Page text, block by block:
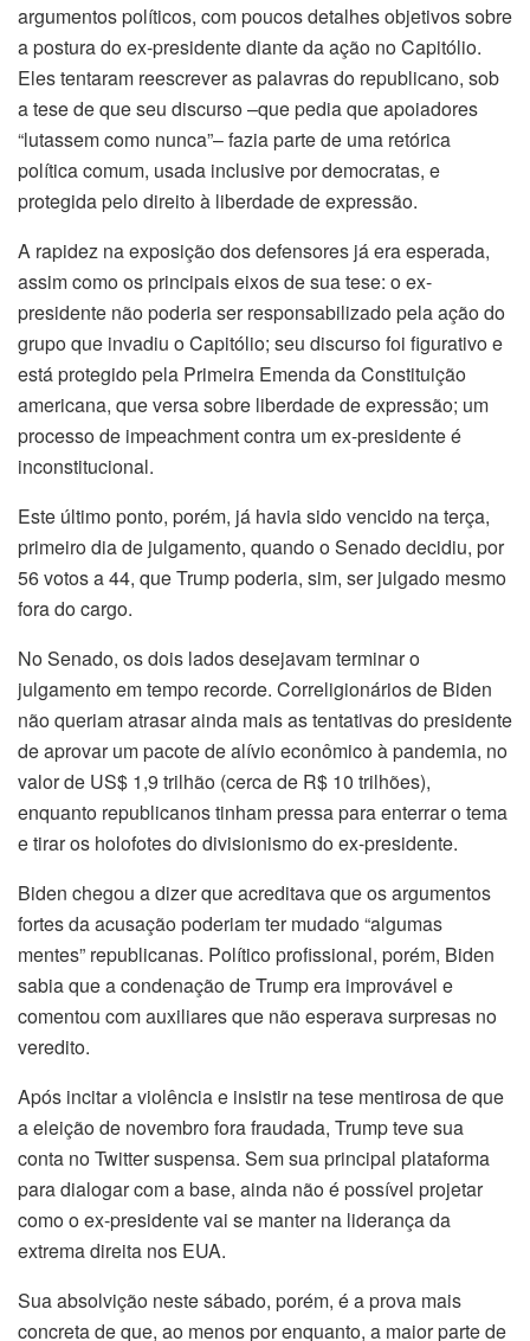
argumentos políticos, com poucos detalhes objetivos sobre
a postura do ex-presidente diante da ação no Capitólio.
Eles tentaram reescrever as palavras do republicano, sob
a tese de que seu discurso –que pedia que apoiadores
“lutassem como nunca”– fazia parte de uma retórica
política comum, usada inclusive por democratas, e
protegida pelo direito à liberdade de expressão.
A rapidez na exposição dos defensores já era esperada,
assim como os principais eixos de sua tese: o ex-
presidente não poderia ser responsabilizado pela ação do
grupo que invadiu o Capitólio; seu discurso foi figurativo e
está protegido pela Primeira Emenda da Constituição
americana, que versa sobre liberdade de expressão; um
processo de impeachment contra um ex-presidente é
inconstitucional.
Este último ponto, porém, já havia sido vencido na terça,
primeiro dia de julgamento, quando o Senado decidiu, por
56 votos a 44, que Trump poderia, sim, ser julgado mesmo
fora do cargo.
No Senado, os dois lados desejavam terminar o
julgamento em tempo recorde. Correligionários de Biden
não queriam atrasar ainda mais as tentativas do presidente
de aprovar um pacote de alívio econômico à pandemia, no
valor de US$ 1,9 trilhão (cerca de R$ 10 trilhões),
enquanto republicanos tinham pressa para enterrar o tema
e tirar os holofotes do divisionismo do ex-presidente.
Biden chegou a dizer que acreditava que os argumentos
fortes da acusação poderiam ter mudado “algumas
mentes” republicanas. Político profissional, porém, Biden
sabia que a condenação de Trump era improvável e
comentou com auxiliares que não esperava surpresas no
veredito.
Após incitar a violência e insistir na tese mentirosa de que
a eleição de novembro fora fraudada, Trump teve sua
conta no Twitter suspensa. Sem sua principal plataforma
para dialogar com a base, ainda não é possível projetar
como o ex-presidente vai se manter na liderança da
extrema direita nos EUA.
Sua absolvição neste sábado, porém, é a prova mais
concreta de que, ao menos por enquanto, a maior parte de